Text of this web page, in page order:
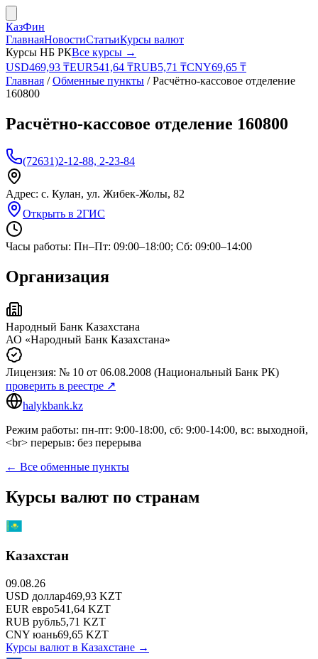
КазФин
ГлавнаяНовостиСтатьиКурсы валют
Курсы НБ РКВсе курсы →
USD469,93 ₸EUR541,64 ₸RUB5,71 ₸CNY69,65 ₸
Главная /Обменные пункты /Расчётно-кассовое отделение
160800
Расчётно-кассовое отделение 160800
(72631)2-12-88, 2-23-84
Адрес: с. Кулан, ул. Жибек-Жолы, 82
Открыть в 2ГИС
Часы работы: Пн–Пт: 09:00–18:00; Сб: 09:00–14:00
Организация
Народный Банк Казахстана
АО «Народный Банк Казахстана»
Лицензия: № 10 от 06.08.2008 (Национальный Банк РК)
проверить в реестре ↗
halykbank.kz
Режим работы: пн-пт: 9:00-18:00, сб: 9:00-14:00, вс: выходной,
<br> перерыв: без перерыва
← Все обменные пункты
Курсы валют по странам
Казахстан
09.08.26
USD доллар469,93 KZT
EUR евро541,64 KZT
RUB рубль5,71 KZT
CNY юань69,65 KZT
Курсы валют в Казахстане →